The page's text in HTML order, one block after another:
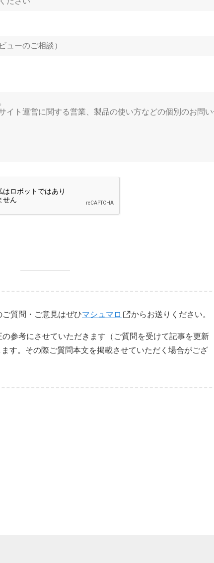
質問・ご意見はぜひマシュマロ からお送りください。
参考にさせていただきます（ご質問を受けて記事を更新
す。その際ご質問本文を掲載させていただく場合がござ